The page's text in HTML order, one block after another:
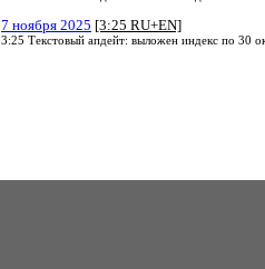
7 ноября 2025 [3:25 RU+EN]
3:25 Текстовый апдейт: выложен индекс по 30